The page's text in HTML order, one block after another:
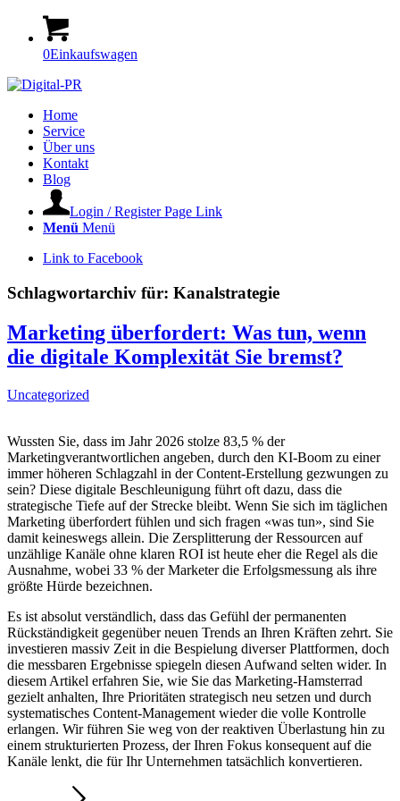
0Einkaufswagen
Home
Service
Über uns
Kontakt
Blog
Login / Register Page Link
Menü Menü
Link to Facebook
Schlagwortarchiv für: Kanalstrategie
Marketing überfordert: Was tun, wenn
die digitale Komplexität Sie bremst?
Uncategorized
Wussten Sie, dass im Jahr 2026 stolze 83,5 % der
Marketingverantwortlichen angeben, durch den KI-Boom zu einer
immer höheren Schlagzahl in der Content-Erstellung gezwungen zu
sein? Diese digitale Beschleunigung führt oft dazu, dass die
strategische Tiefe auf der Strecke bleibt. Wenn Sie sich im täglichen
Marketing überfordert fühlen und sich fragen «was tun», sind Sie
damit keineswegs allein. Die Zersplitterung der Ressourcen auf
unzählige Kanäle ohne klaren ROI ist heute eher die Regel als die
Ausnahme, wobei 33 % der Marketer die Erfolgsmessung als ihre
größte Hürde bezeichnen.
Es ist absolut verständlich, dass das Gefühl der permanenten
Rückständigkeit gegenüber neuen Trends an Ihren Kräften zehrt. Sie
investieren massiv Zeit in die Bespielung diverser Plattformen, doch
die messbaren Ergebnisse spiegeln diesen Aufwand selten wider. In
diesem Artikel erfahren Sie, wie Sie das Marketing-Hamsterrad
gezielt anhalten, Ihre Prioritäten strategisch neu setzen und durch
systematisches Content-Management wieder die volle Kontrolle
erlangen. Wir führen Sie weg von der reaktiven Überlastung hin zu
einem strukturierten Prozess, der Ihren Fokus konsequent auf die
Kanäle lenkt, die für Ihr Unternehmen tatsächlich konvertieren.